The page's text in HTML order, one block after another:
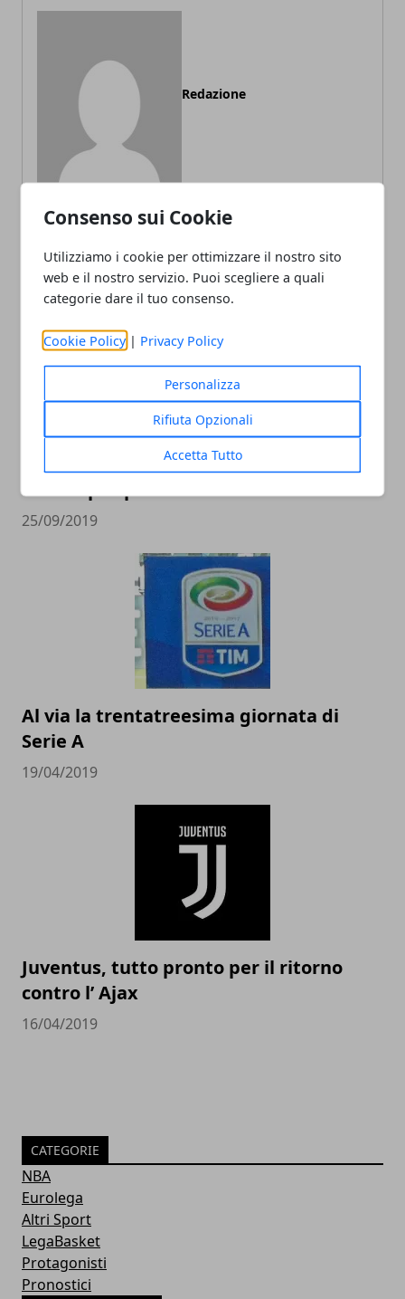
Consenso sui Cookie
Utilizziamo i cookie per ottimizzare il nostro sito
web e il nostro servizio. Puoi scegliere a quali
categorie dare il tuo consenso.
Cookie Policy | Privacy Policy
Personalizza
Rifiuta Opzionali
Accetta Tutto
Redazione
ARTICOLI CORRELATI
L'importanza della manutenzione per
un campo sportivo
25/09/2019
Al via la trentatreesima giornata di
Serie A
19/04/2019
Juventus, tutto pronto per il ritorno
contro l’ Ajax
16/04/2019
CATEGORIE
NBA
Eurolega
Altri Sport
LegaBasket
Protagonisti
Pronostici